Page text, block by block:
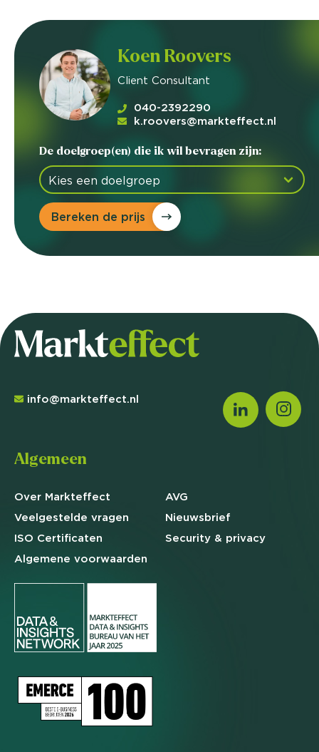
Koen Roovers
Client Consultant
040-2392290
k.roovers@markteffect.nl
De doelgroep(en) die ik wil bevragen zijn:
Bereken de prijs
info@markteffect.nl
Algemeen
Over Markteffect
Veelgestelde vragen
ISO Certificaten
Algemene voorwaarden
AVG
Nieuwsbrief
Security & privacy